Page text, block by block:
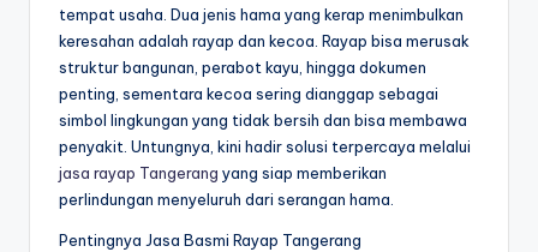
tempat usaha. Dua jenis hama yang kerap menimbulkan
keresahan adalah rayap dan kecoa. Rayap bisa merusak
struktur bangunan, perabot kayu, hingga dokumen
penting, sementara kecoa sering dianggap sebagai
simbol lingkungan yang tidak bersih dan bisa membawa
penyakit. Untungnya, kini hadir solusi terpercaya melalui
jasa rayap Tangerang yang siap memberikan
perlindungan menyeluruh dari serangan hama.
Pentingnya Jasa Basmi Rayap Tangerang